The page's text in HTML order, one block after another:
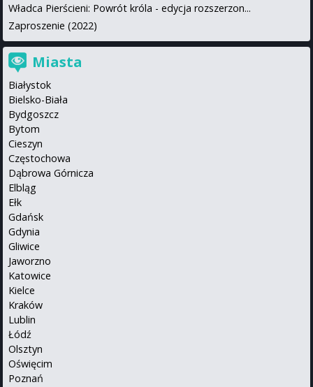
Władca Pierścieni: Powrót króla - edycja rozszerzon...
Zaproszenie (2022)
Miasta
Białystok
Bielsko-Biała
Bydgoszcz
Bytom
Cieszyn
Częstochowa
Dąbrowa Górnicza
Elbląg
Ełk
Gdańsk
Gdynia
Gliwice
Jaworzno
Katowice
Kielce
Kraków
Lublin
Łódź
Olsztyn
Oświęcim
Poznań